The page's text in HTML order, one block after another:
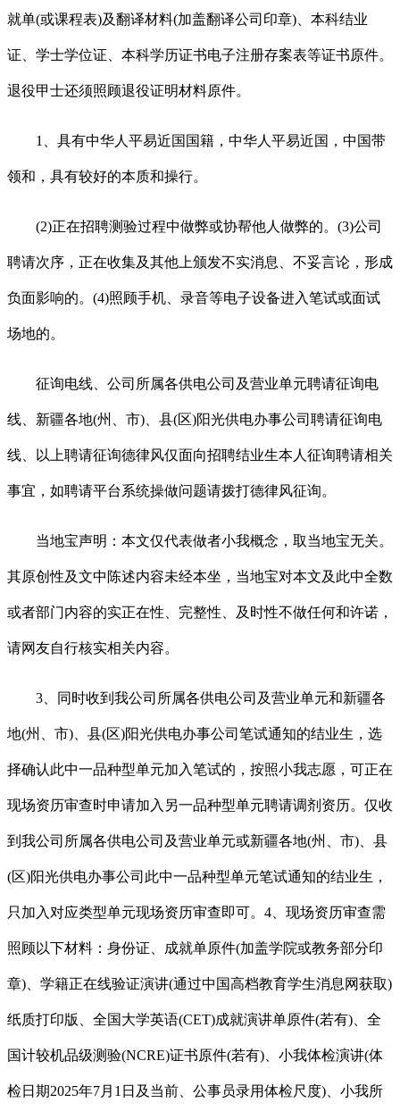
就单(或课程表)及翻译材料(加盖翻译公司印章)、本科结业
证、学士学位证、本科学历证书电子注册存案表等证书原件。
退役甲士还须照顾退役证明材料原件。
1、具有中华人平易近国国籍，中华人平易近国，中国带
领和，具有较好的本质和操行。
(2)正在招聘测验过程中做弊或协帮他人做弊的。(3)公司
聘请次序，正在收集及其他上颁发不实消息、不妥言论，形成
负面影响的。(4)照顾手机、录音等电子设备进入笔试或面试
场地的。
征询电线、公司所属各供电公司及营业单元聘请征询电
线、新疆各地(州、市)、县(区)阳光供电办事公司聘请征询电
线、以上聘请征询德律风仅面向招聘结业生本人征询聘请相关
事宜，如聘请平台系统操做问题请拨打德律风征询。
当地宝声明：本文仅代表做者小我概念，取当地宝无关。
其原创性及文中陈述内容未经本坐，当地宝对本文及此中全数
或者部门内容的实正在性、完整性、及时性不做任何和许诺，
请网友自行核实相关内容。
3、同时收到我公司所属各供电公司及营业单元和新疆各
地(州、市)、县(区)阳光供电办事公司笔试通知的结业生，选
择确认此中一品种型单元加入笔试的，按照小我志愿，可正在
现场资历审查时申请加入另一品种型单元聘请调剂资历。仅收
到我公司所属各供电公司及营业单元或新疆各地(州、市)、县
(区)阳光供电办事公司此中一品种型单元笔试通知的结业生，
只加入对应类型单元现场资历审查即可。4、现场资历审查需
照顾以下材料：身份证、成就单原件(加盖学院或教务部分印
章)、学籍正在线验证演讲(通过中国高档教育学生消息网获取)
纸质打印版、全国大学英语(CET)成就演讲单原件(若有)、全
国计较机品级测验(NCRE)证书原件(若有)、小我体检演讲(体
检日期2025年7月1日及当前、公事员录用体检尺度)、小我所